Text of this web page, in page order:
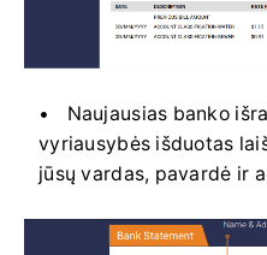
Naujausias banko
vyriausybės išduotas
jūsų vardas, pavardė ir